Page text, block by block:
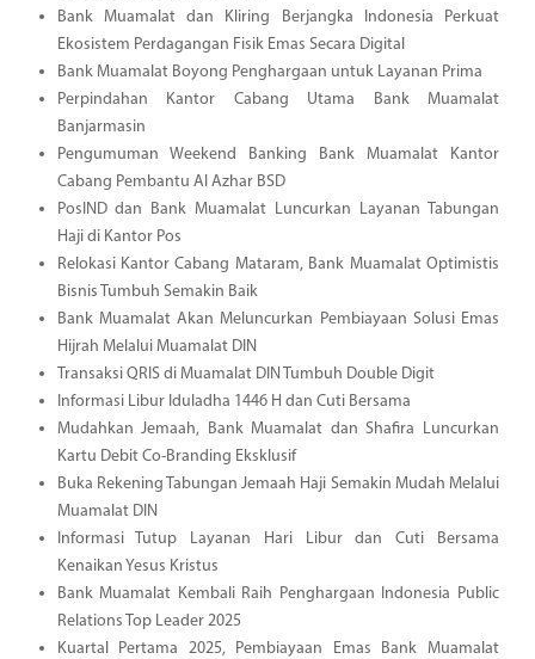
Bank Muamalat dan Kliring Berjangka Indonesia Perkuat
Ekosistem Perdagangan Fisik Emas Secara Digital
Bank Muamalat Boyong Penghargaan untuk Layanan Prima
Perpindahan Kantor Cabang Utama Bank Muamalat
Banjarmasin
Pengumuman Weekend Banking Bank Muamalat Kantor
Cabang Pembantu Al Azhar BSD
PosIND dan Bank Muamalat Luncurkan Layanan Tabungan
Haji di Kantor Pos
Relokasi Kantor Cabang Mataram, Bank Muamalat Optimistis
Bisnis Tumbuh Semakin Baik
Bank Muamalat Akan Meluncurkan Pembiayaan Solusi Emas
Hijrah Melalui Muamalat DIN
Transaksi QRIS di Muamalat DIN Tumbuh Double Digit
Informasi Libur Iduladha 1446 H dan Cuti Bersama
Mudahkan Jemaah, Bank Muamalat dan Shafira Luncurkan
Kartu Debit Co-Branding Eksklusif
Buka Rekening Tabungan Jemaah Haji Semakin Mudah Melalui
Muamalat DIN
Informasi Tutup Layanan Hari Libur dan Cuti Bersama
Kenaikan Yesus Kristus
Bank Muamalat Kembali Raih Penghargaan Indonesia Public
Relations Top Leader 2025
Kuartal Pertama 2025, Pembiayaan Emas Bank Muamalat